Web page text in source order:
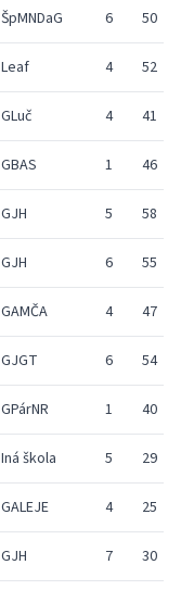
ŠpMNDaG 6 50
Leaf 4 52
GLuč 4 41
GBAS 1 46
GJH 5 58
GJH 6 55
GAMČA 4 47
GJGT 6 54
GPárNR 1 40
Iná škola 5 29
GALEJE 4 25
GJH 7 30